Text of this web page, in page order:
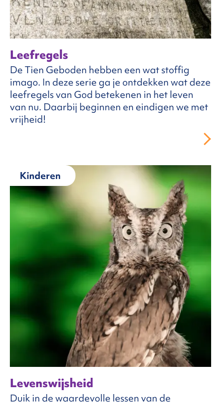
Leefregels
De Tien Geboden hebben een wat stoffig
imago. In deze serie ga je ontdekken wat deze
leefregels van God betekenen in het leven
van nu. Daarbij beginnen en eindigen we met
vrijheid!
Kinderen
Levenswijsheid
Duik in de waardevolle lessen van de